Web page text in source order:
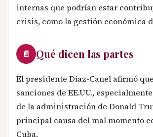
internas que podrían estar
crisis, como la gestión económica
📄 Qué dicen las partes
El presidente Díaz-Canel afirmó
sanciones de EE.UU.,
de la administración de Donald
principal causa del mal momento
Cuba.